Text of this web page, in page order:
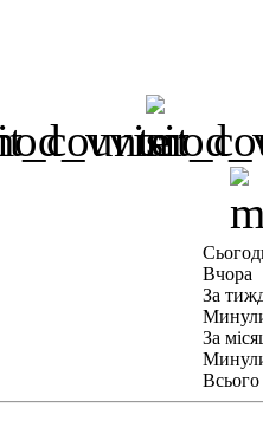
Вчора
За
За
Всього